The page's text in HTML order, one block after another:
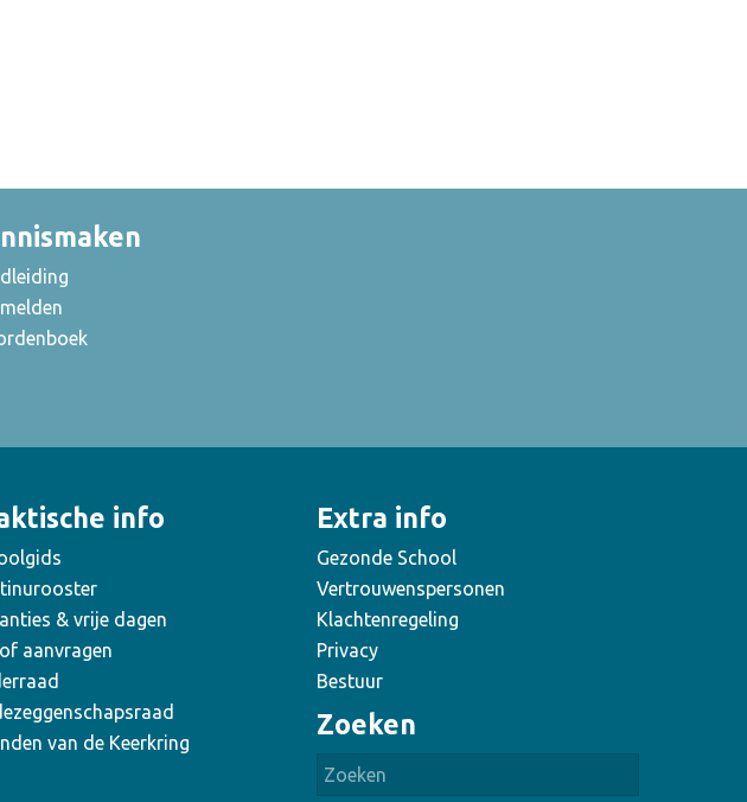
info
& vrije dagen
aanvragen
van de Keerkring
Extra info
Gezonde School
Vertrouwenspersonen
Klachtenregeling
Privacy
Bestuur
Zoeken